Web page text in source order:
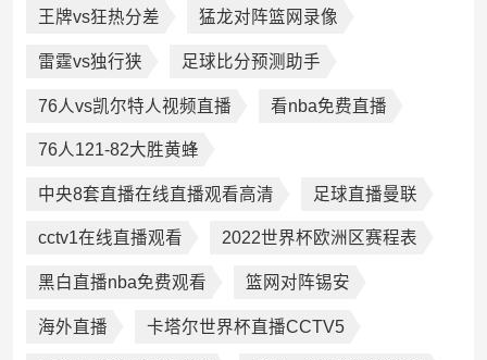
王牌vs狂热分差 猛龙对阵篮网录像
雷霆vs独行狭 足球比分预测助手
76人vs凯尔特人视频直播 看nba免费直播
76人121-82大胜黄蜂
中央8套直播在线直播观看高清 足球直播曼联
cctv1在线直播观看 2022世界杯欧洲区赛程表
黑白直播nba免费观看 篮网对阵锡安
海外直播 卡塔尔世界杯直播CCTV5